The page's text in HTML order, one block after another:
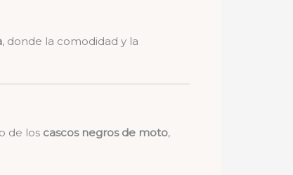
, donde la comodidad y la
de los cascos negros de moto,